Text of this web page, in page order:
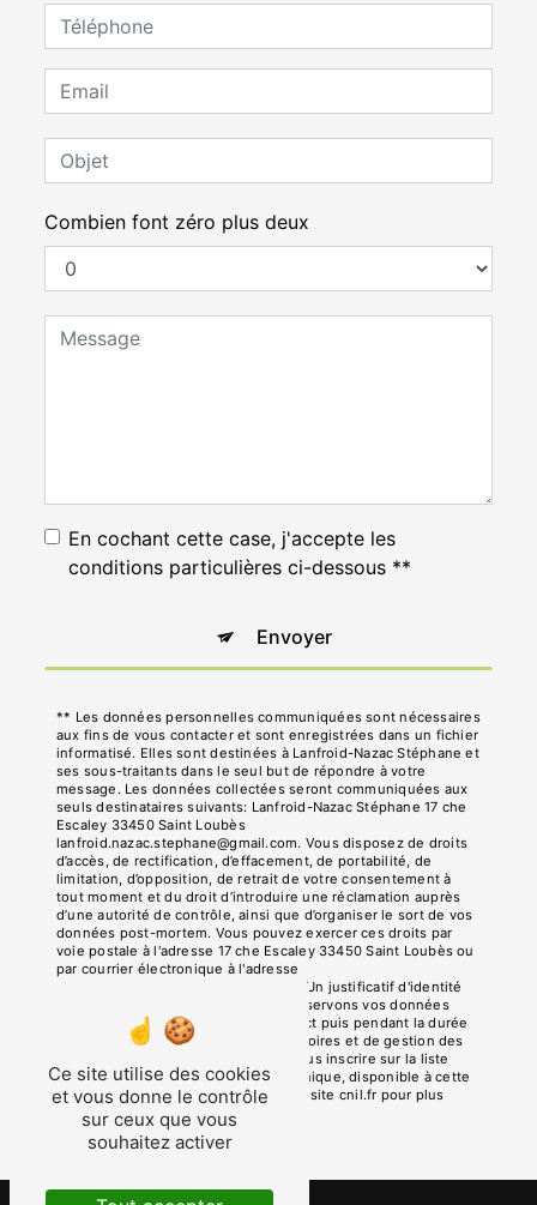
Combien font zéro plus deux
En cochant cette case, j'accepte les
conditions particulières ci-dessous **
Envoyer
** Les données personnelles communiquées sont nécessaires
aux fins de vous contacter et sont enregistrées dans un fichier
informatisé. Elles sont destinées à Lanfroid-Nazac Stéphane et
ses sous-traitants dans le seul but de répondre à votre
message. Les données collectées seront communiquées aux
seuls destinataires suivants: Lanfroid-Nazac Stéphane 17 che
Escaley 33450 Saint Loubès
lanfroid.nazac.stephane@gmail.com. Vous disposez de droits
d’accès, de rectification, d’effacement, de portabilité, de
limitation, d’opposition, de retrait de votre consentement à
tout moment et du droit d’introduire une réclamation auprès
d’une autorité de contrôle, ainsi que d’organiser le sort de vos
données post-mortem. Vous pouvez exercer ces droits par
voie postale à l'adresse 17 che Escaley 33450 Saint Loubès ou
par courrier électronique à l'adresse
lanfroid.nazac.stephane@gmail.com. Un justificatif d'identité
pourra vous être demandé. Nous conservons vos données
pendant la période de prise de contact puis pendant la durée
de prescription légale aux fins probatoires et de gestion des
contentieux. Vous avez le droit de vous inscrire sur la liste
d'opposition au démarchage téléphonique, disponible à cette
adresse:
Bloctel.gouv.fr. Consultez le site cnil.fr pour plus
d’informations sur vos droits.
Ce site utilise des cookies
et vous donne le contrôle
sur ceux que vous
souhaitez activer